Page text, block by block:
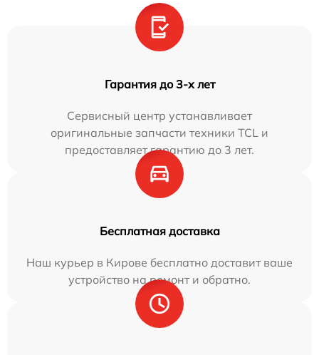
Гарантия до 3-х лет
Сервисный центр устанавливает
оригинальные запчасти техники TCL и
предоставляет гарантию до 3 лет.
Бесплатная доставка
Наш курьер в Кирове бесплатно доставит ваше
устройство на ремонт и обратно.